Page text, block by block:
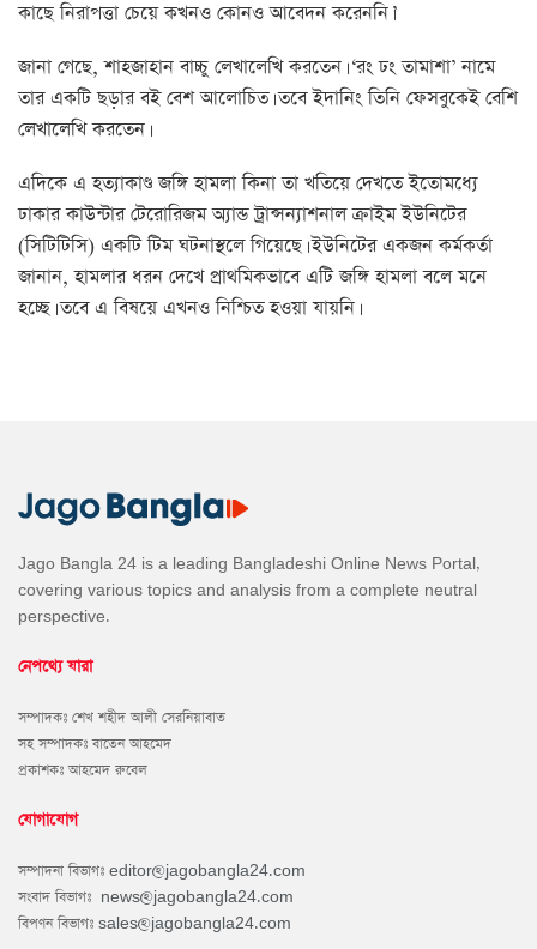
কাছে নিরাপত্তা চেয়ে কখনও কোনও আবেদন করেননি।’
জানা গেছে, শাহজাহান বাচ্চু লেখালেখি করতেন। ‘রং ঢং তামাশা’ নামে
তার একটি ছড়ার বই বেশ আলোচিত। তবে ইদানিং তিনি ফেসবুকেই বেশি
লেখালেখি করতেন।
এদিকে এ হত্যাকাণ্ড জঙ্গি হামলা কিনা তা খতিয়ে দেখতে ইতোমধ্যে
ঢাকার কাউন্টার টেরোরিজম অ্যান্ড ট্রান্সন্যাশনাল ক্রাইম ইউনিটের
(সিটিটিসি) একটি টিম ঘটনাস্থলে গিয়েছে। ইউনিটের একজন কর্মকর্তা
জানান, হামলার ধরন দেখে প্রাথমিকভাবে এটি জঙ্গি হামলা বলে মনে
হচ্ছে। তবে এ বিষয়ে এখনও নিশ্চিত হওয়া যায়নি।
Jago Bangla 24 is a leading Bangladeshi Online News Portal,
covering various topics and analysis from a complete neutral
perspective.
নেপথ্যে যারা
সম্পাদকঃ শেখ শহীদ আলী সেরনিয়াবাত
সহ সম্পাদকঃ বাতেন আহমেদ
প্রকাশকঃ আহমেদ রুবেল
যোগাযোগ
সম্পাদনা বিভাগঃ editor@jagobangla24.com
সংবাদ বিভাগঃ news@jagobangla24.com
বিপণন বিভাগঃ sales@jagobangla24.com